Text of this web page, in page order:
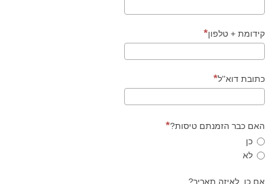
קידומת + טלפון
כתובת דוא''ל
האם כבר הזמנתם טיסות?
כן
לא
אם כן, לאיזה תאריך?